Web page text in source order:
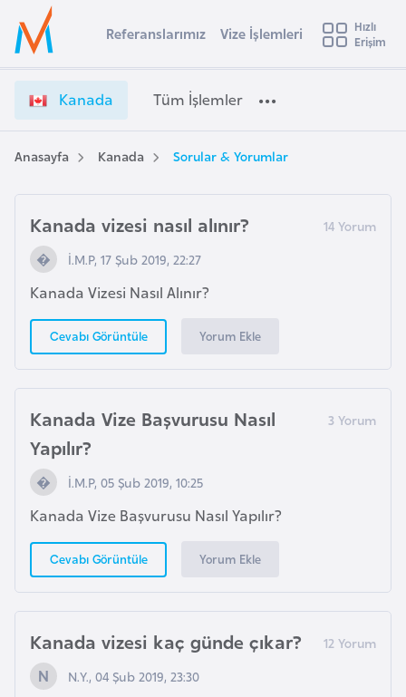
Ülke Seçimi
Başvuru yapmak istediğiniz ülkeyi seçin
Üye
Girişi
a
a
d
a
i
z
e
İ
ş
l
e
m
l
e
r
e
Referanslarımız Vize İşlemleri
Hızlı
Erişim
Kanada Tüm İşlemler
Anasayfa Kanada Sorular & Yorumlar
Kanada vizesi nasıl alınır?
İ.M.P, 17 Şub 2019, 22:27
Kanada Vizesi Nasıl Alınır?
Cevabı Görüntüle Yorum Ekle
Kanada Vize Başvurusu Nasıl
Yapılır?
İ.M.P, 05 Şub 2019, 10:25
Kanada Vize Başvurusu Nasıl Yapılır?
Cevabı Görüntüle Yorum Ekle
Kanada vizesi kaç günde çıkar?
N.Y., 04 Şub 2019, 23:30
s
t
r
a
A
v
u
s
t
r
y
a
A
z
e
r
a
y
c
a
n